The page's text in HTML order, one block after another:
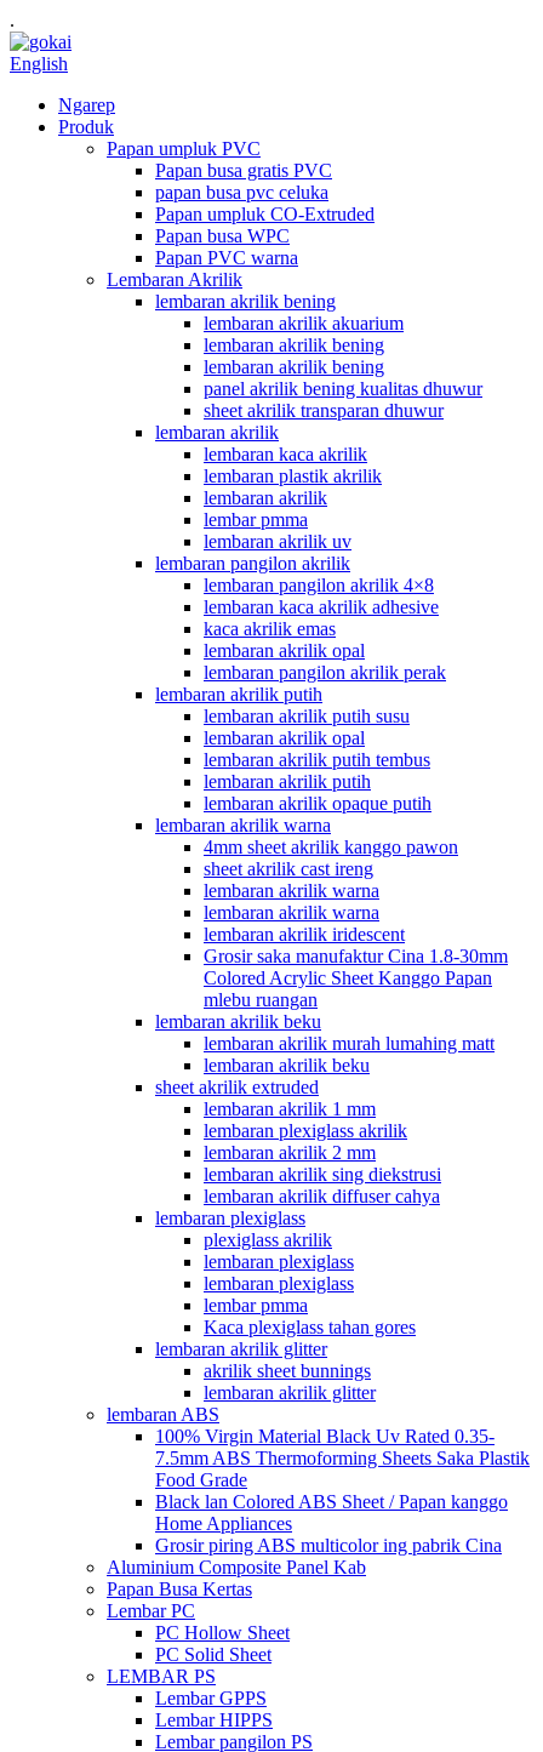
.
English
Ngarep
Produk
Papan umpluk PVC
Papan busa gratis PVC
papan busa pvc celuka
Papan umpluk CO-Extruded
Papan busa WPC
Papan PVC warna
Lembaran Akrilik
lembaran akrilik bening
lembaran akrilik akuarium
lembaran akrilik bening
lembaran akrilik bening
panel akrilik bening kualitas dhuwur
sheet akrilik transparan dhuwur
lembaran akrilik
lembaran kaca akrilik
lembaran plastik akrilik
lembaran akrilik
lembar pmma
lembaran akrilik uv
lembaran pangilon akrilik
lembaran pangilon akrilik 4×8
lembaran kaca akrilik adhesive
kaca akrilik emas
lembaran akrilik opal
lembaran pangilon akrilik perak
lembaran akrilik putih
lembaran akrilik putih susu
lembaran akrilik opal
lembaran akrilik putih tembus
lembaran akrilik putih
lembaran akrilik opaque putih
lembaran akrilik warna
4mm sheet akrilik kanggo pawon
sheet akrilik cast ireng
lembaran akrilik warna
lembaran akrilik warna
lembaran akrilik iridescent
Grosir saka manufaktur Cina 1.8-30mm
Colored Acrylic Sheet Kanggo Papan
mlebu ruangan
lembaran akrilik beku
lembaran akrilik murah lumahing matt
lembaran akrilik beku
sheet akrilik extruded
lembaran akrilik 1 mm
lembaran plexiglass akrilik
lembaran akrilik 2 mm
lembaran akrilik sing diekstrusi
lembaran akrilik diffuser cahya
lembaran plexiglass
plexiglass akrilik
lembaran plexiglass
lembaran plexiglass
lembar pmma
Kaca plexiglass tahan gores
lembaran akrilik glitter
akrilik sheet bunnings
lembaran akrilik glitter
lembaran ABS
100% Virgin Material Black Uv Rated 0.35-
7.5mm ABS Thermoforming Sheets Saka Plastik
Food Grade
Black lan Colored ABS Sheet / Papan kanggo
Home Appliances
Grosir piring ABS multicolor ing pabrik Cina
Aluminium Composite Panel Kab
Papan Busa Kertas
Lembar PC
PC Hollow Sheet
PC Solid Sheet
LEMBAR PS
Lembar GPPS
Lembar HIPPS
Lembar pangilon PS